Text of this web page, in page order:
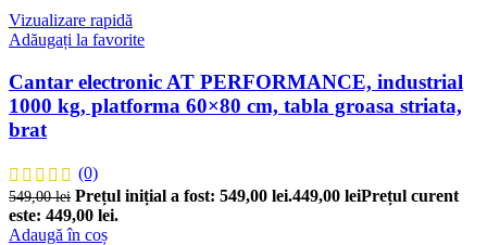
Vizualizare rapidă
Adăugați la favorite
Cantar electronic AT PERFORMANCE, industrial
1000 kg, platforma 60×80 cm, tabla groasa striata,
brat
(0)
549,00lei Prețul inițial a fost: 549,00 lei.449,00 leiPrețul curent
este: 449,00 lei.
Adaugă în coș